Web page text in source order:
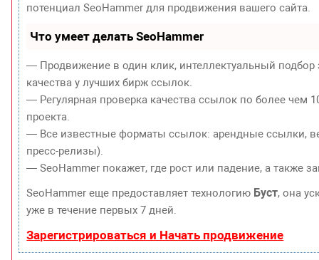
потенциал SeoHammer для продвижения вашего сайта.
Что умеет делать SeoHammer
— Продвижение в один клик, интеллектуальный
качества у лучших бирж ссылок.
— Регулярная проверка качества ссылок по более чем
проекта.
— Все известные форматы ссылок: арендные ссылки,
пресс-релизы).
— SeoHammer покажет, где рост или падение, а также
SeoHammer еще предоставляет технологию Буст, она
уже в течение первых 7 дней.
Зарегистрироваться и Начать продвижение